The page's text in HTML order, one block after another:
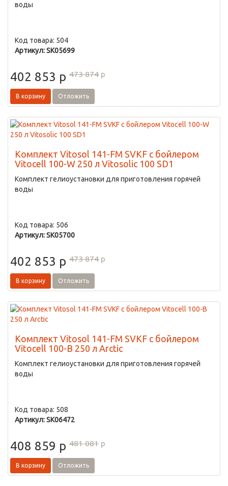
воды
Код товара: 504
Артикул: SK05699
402 853 p 473 874 p
В корзину Отложить
Комплект Vitosol 141-FM SVKF с бойлером
Vitocell 100-W 250 л Vitosolic 100 SD1
Комплект гелиоустановки для приготовления горячей
воды
Код товара: 506
Артикул: SK05700
402 853 p 473 874 p
В корзину Отложить
Комплект Vitosol 141-FM SVKF с бойлером
Vitocell 100-B 250 л Arctic
Комплект гелиоустановки для приготовления горячей
воды
Код товара: 508
Артикул: SK06472
408 859 p 481 081 p
В корзину Отложить